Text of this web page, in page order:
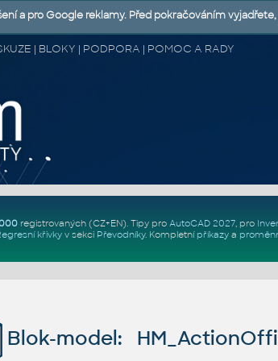
| BLOKY | PODPORA | POMOC A RADY
registrovaných (CZ+EN). Tipy pro AutoCAD 2027, pro
křivkyv sekci Převodníky. Kompletní příkazya
Blok-model:
a pro Google reklamy. Před pokračováním